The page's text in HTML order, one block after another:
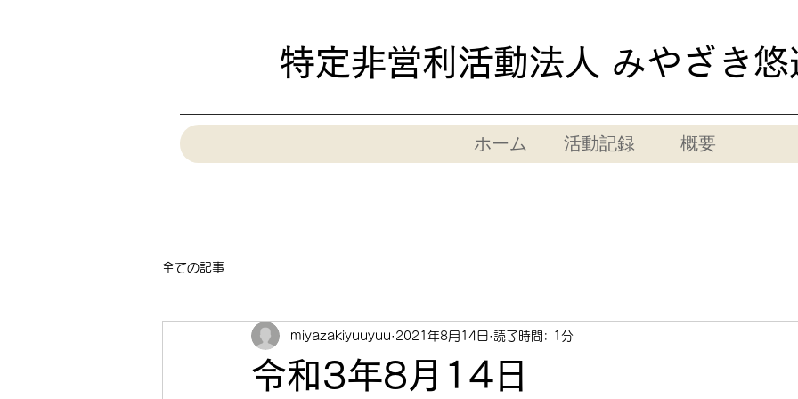
特定非営利活動法人 みやざき
ホーム 活動記録 概要
全ての記事
令和3年8月14日
miyazakiyuuyuu 2021年8月14日 読了時間: 1分